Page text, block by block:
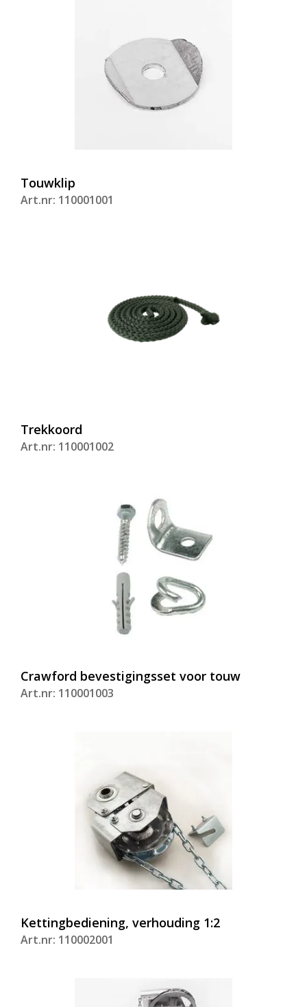
Touwklip
Art.nr: 110001001
Trekkoord
Art.nr: 110001002
Crawford bevestigingsset voor touw
Art.nr: 110001003
Kettingbediening, verhouding 1:2
Art.nr: 110002001